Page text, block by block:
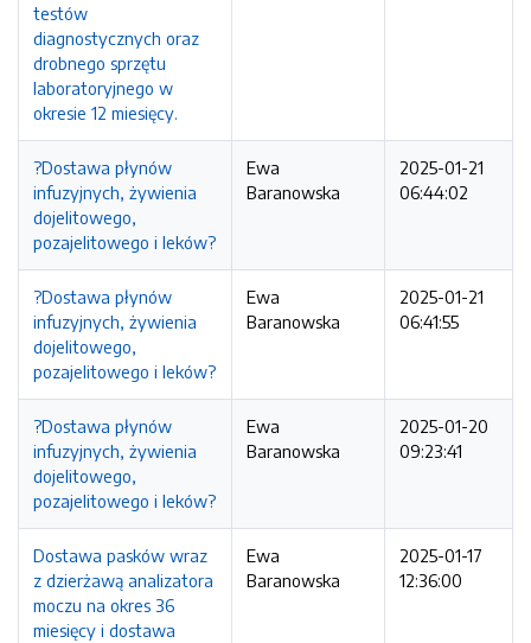
testów
diagnostycznych oraz
drobnego sprzętu
laboratoryjnego w
okresie 12 miesięcy.
?Dostawa płynów
infuzyjnych, żywienia
dojelitowego,
pozajelitowego i leków?
Ewa
Baranowska
2025-01-21
06:44:02
?Dostawa płynów
infuzyjnych, żywienia
dojelitowego,
pozajelitowego i leków?
Ewa
Baranowska
2025-01-21
06:41:55
?Dostawa płynów
infuzyjnych, żywienia
dojelitowego,
pozajelitowego i leków?
Ewa
Baranowska
2025-01-20
09:23:41
Dostawa pasków wraz
z dzierżawą analizatora
moczu na okres 36
miesięcy i dostawa
Ewa
Baranowska
2025-01-17
12:36:00